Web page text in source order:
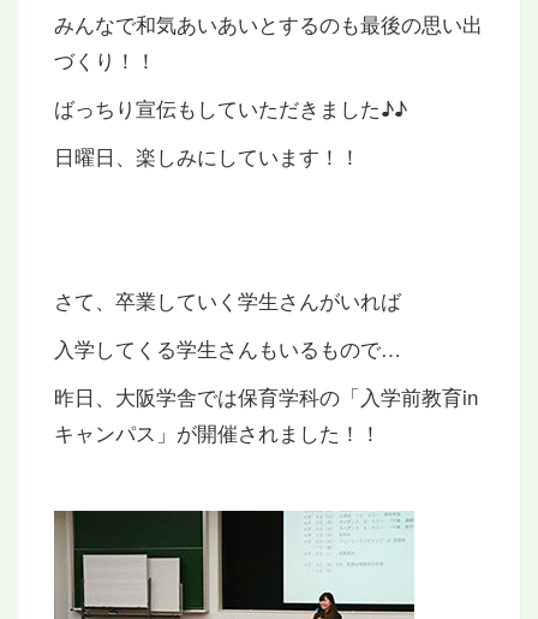
みんなで和気あいあいとするのも最後の思い出
づくり！！
ばっちり宣伝もしていただきました♪♪
日曜日、楽しみにしています！！
さて、卒業していく学生さんがいれば
入学してくる学生さんもいるもので…
昨日、大阪学舎では保育学科の「入学前教育in
キャンパス」が開催されました！！